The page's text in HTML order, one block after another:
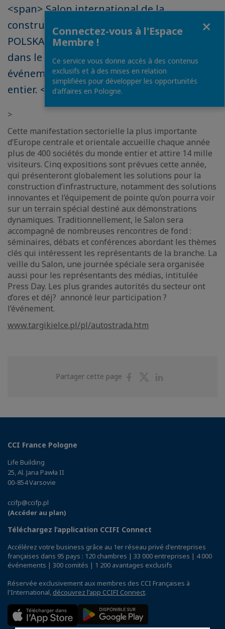
<span> Salon international de la
construction routière AUTOSTRADA-
POLSKA, qui se tiendra du 9 au 11 mai 2017
dans le cadre du Salon Kielce, est un
événement attendu par le secteur
entier. </span></span></p>
>
Cette manifestation sectorielle la plus importante
d’Europe centrale et orientale accueille chaque année
plus de 400 sociétés du monde entier et attire 14 mille
visiteurs. Cinq expositions sont prévues cette année,
qui présenteront globalement les solutions pour la
construction d’infrastructure, notamment des solutions
innovantes et l’équipement de pointe qu’on pourra voir
sur un terrain spécial destiné aux démonstrations
dynamiques. Traditionnellement, le Salon sera
accompagné de nombreuses rencontres de fond :
séminaires, débats et conférences abordant les thèmes
clés qui intéressent les représentants de la branche. La
veille du Salon, une journée spéciale sera organisée
aussi pour les représentants des médias, intitulée
Press Day. Les plus grandes autorités du secteur ont
d’ores et déj? annoncé leur participation ?
l’événement.
www.targikielce.pl/pl/autostrada.htm
Partager cette page
PartagerPartager
CCI France Pologne
Life Building
25, Al. Jana Pawła II
00-854 Varsovie
ccifp@ccifp.pl
(Accéder au plan)
Téléchargez l’application CCIFI Connect
Accélérez votre business grâce au 1er réseau privé d'entreprises
françaises dans 95 pays : 120 chambres | 33 000 entreprises | 4 000
événements | 300 comités | 1 200 avantages exclusifs
Réservée exclusivement aux membres des CCI Françaises à
l'International, découvrez l'app CCIFI Connect.
Connectez-vous à l'Espace
Membre !
Ce service vous donne accès à des contenus
exclusifs et à des mises en relation
simplifiées pour développer les opportunités
d'affaires en Pologne.